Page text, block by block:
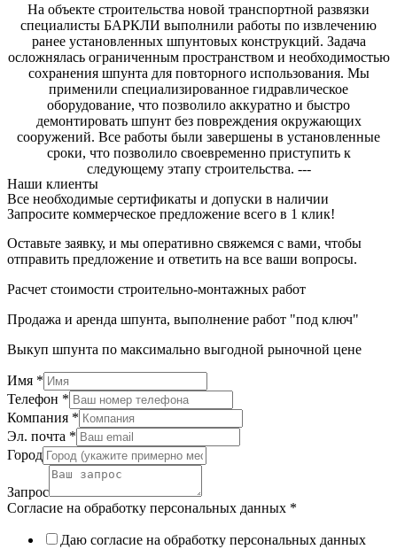
На объекте строительства новой транспортной развязки
специалисты БАРКЛИ выполнили работы по извлечению
ранее установленных шпунтовых конструкций. Задача
осложнялась ограниченным пространством и необходимостью
сохранения шпунта для повторного использования. Мы
применили специализированное гидравлическое
оборудование, что позволило аккуратно и быстро
демонтировать шпунт без повреждения окружающих
сооружений. Все работы были завершены в установленные
сроки, что позволило своевременно приступить к
следующему этапу строительства. ---
Наши клиенты
Все необходимые сертификаты и допуски в наличии
Запросите коммерческое предложение всего в 1 клик!
Оставьте заявку, и мы оперативно свяжемся с вами, чтобы
отправить предложение и ответить на все ваши вопросы.
Расчет стоимости строительно-монтажных работ
Продажа и аренда шпунта, выполнение работ "под ключ"
Выкуп шпунта по максимально выгодной рыночной цене
Имя *
Телефон *
Компания *
Эл. почта *
Город
Запрос
Согласие на обработку персональных данных *
Даю согласие на обработку персональных данных